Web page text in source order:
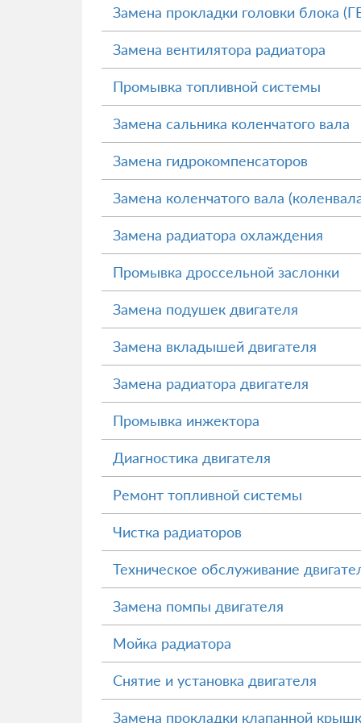
Замена прокладки головки блока
Замена вентилятора радиатора
Промывка топливной системы
Замена сальника коленчатого вала
Замена гидрокомпенсаторов
Замена коленчатого вала
Замена радиатора охлаждения
Промывка дроссельной заслонки
Замена подушек двигателя
Замена вкладышей двигателя
Замена радиатора двигателя
Промывка инжектора
Диагностика двигателя
Ремонт топливной системы
Чистка радиаторов
Техническое обслуживание
Замена помпы двигателя
Мойка радиатора
Снятие и установка двигателя
Замена прокладки клапанной